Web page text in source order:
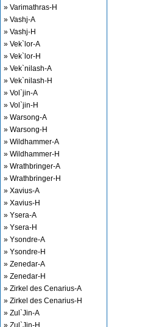
» Varimathras-H
» Vashj-A
» Vashj-H
» Vek`lor-A
» Vek`lor-H
» Vek`nilash-A
» Vek`nilash-H
» Vol`jin-A
» Vol`jin-H
» Warsong-A
» Warsong-H
» Wildhammer-A
» Wildhammer-H
» Wrathbringer-A
» Wrathbringer-H
» Xavius-A
» Xavius-H
» Ysera-A
» Ysera-H
» Ysondre-A
» Ysondre-H
» Zenedar-A
» Zenedar-H
» Zirkel des Cenarius-A
» Zirkel des Cenarius-H
» Zul`Jin-A
» Zul`Jin-H